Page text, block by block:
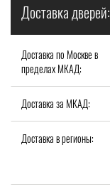
Доставка дверей:
Доставка по Москве в
пределах МКАД:
Доставка за МКАД:
Доставка в регионы: